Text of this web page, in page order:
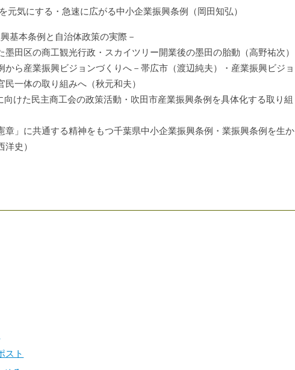
元気にする・急速に広がる中小企業振興条例（岡田知弘）
基本条例と自治体政策の実際－
田区の商工観光行政・スカイツリー開業後の墨田の胎動（高野祐次）
ら産業振興ビジョンづくりへ－帯広市（渡辺純夫）・産業振興ビジョ
一体の取り組みへ（秋元和夫）
けた民主商工会の政策活動・吹田市産業振興条例を具体化する取り組
」に共通する精神をもつ千葉県中小企業振興条例・業振興条例を生か
史）
スト